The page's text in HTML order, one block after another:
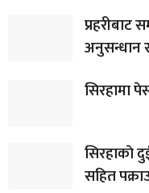
प्रहरीबाट
अनुसन्धान
सिरहामा
सिरहाकाे
सहित